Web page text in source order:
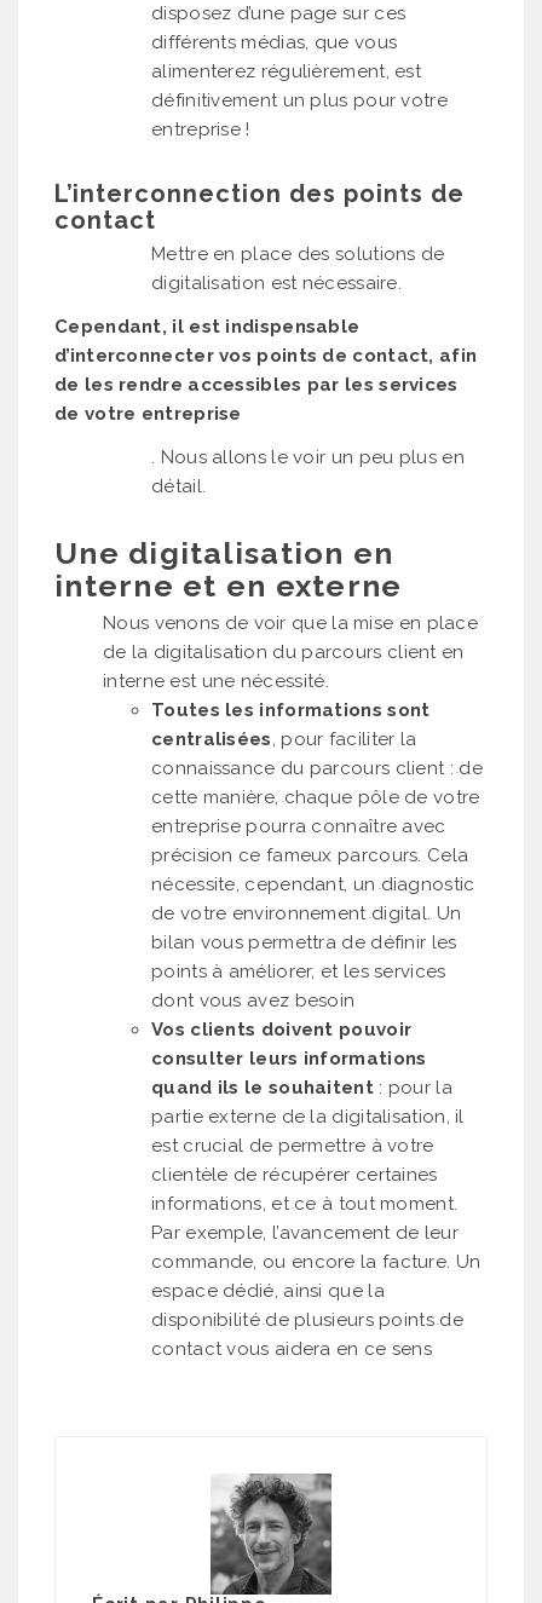
disposez d’une page sur ces
différents médias, que vous
alimenterez régulièrement, est
définitivement un plus pour votre
entreprise !
L’interconnection des points de
contact
Mettre en place des solutions de
digitalisation est nécessaire.
Cependant, il est indispensable
d’interconnecter vos points de contact, afin
de les rendre accessibles par les services
de votre entreprise
. Nous allons le voir un peu plus en
détail.
Une digitalisation en
interne et en externe
Nous venons de voir que la mise en place
de la digitalisation du parcours client en
interne est une nécessité.
Toutes les informations sont
centralisées, pour faciliter la
connaissance du parcours client : de
cette manière, chaque pôle de votre
entreprise pourra connaître avec
précision ce fameux parcours. Cela
nécessite, cependant, un diagnostic
de votre environnement digital. Un
bilan vous permettra de définir les
points à améliorer, et les services
dont vous avez besoin
Vos clients doivent pouvoir
consulter leurs informations
quand ils le souhaitent: pour la
partie externe de la digitalisation, il
est crucial de permettre à votre
clientèle de récupérer certaines
informations, et ce à tout moment.
Par exemple, l’avancement de leur
commande, ou encore la facture. Un
espace dédié, ainsi que la
disponibilité de plusieurs points de
contact vous aidera en ce sens